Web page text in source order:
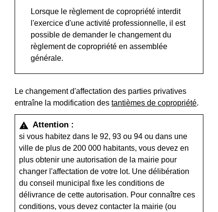
Lorsque le règlement de copropriété interdit
l'exercice d'une activité professionnelle, il est
possible de demander le changement du
règlement de copropriété en assemblée
générale.
Le changement d'affectation des parties privatives
entraîne la modification des tantièmes de copropriété.
warning Attention :
si vous habitez dans le 92, 93 ou 94 ou dans une
ville de plus de 200 000 habitants, vous devez en
plus obtenir une autorisation de la mairie pour
changer l'affectation de votre lot. Une délibération
du conseil municipal fixe les conditions de
délivrance de cette autorisation. Pour connaître ces
conditions, vous devez contacter la mairie (ou